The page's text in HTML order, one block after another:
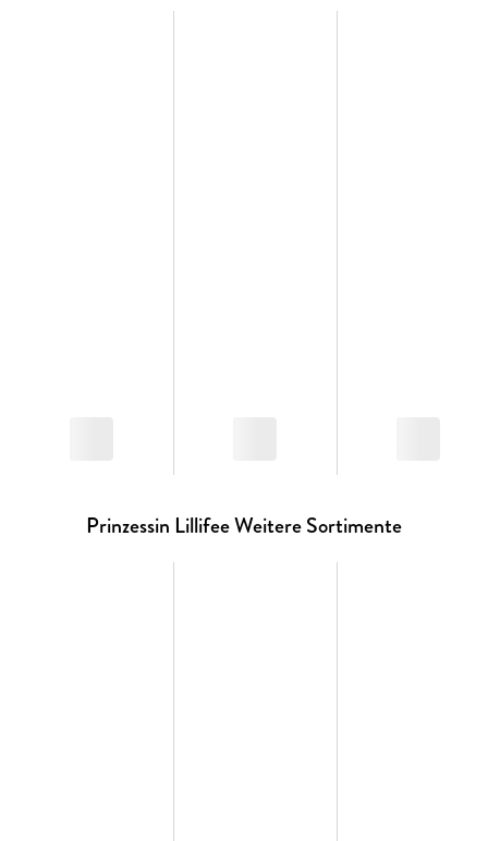
Prinzessin Lillifee Weitere Sortimente